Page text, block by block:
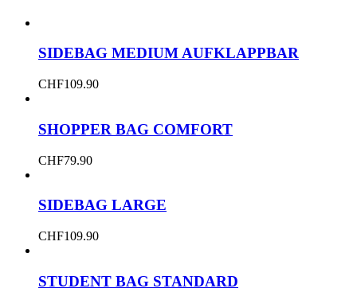
SIDEBAG MEDIUM AUFKLAPPBAR
CHF109.90
SHOPPER BAG COMFORT
CHF79.90
SIDEBAG LARGE
CHF109.90
STUDENT BAG STANDARD